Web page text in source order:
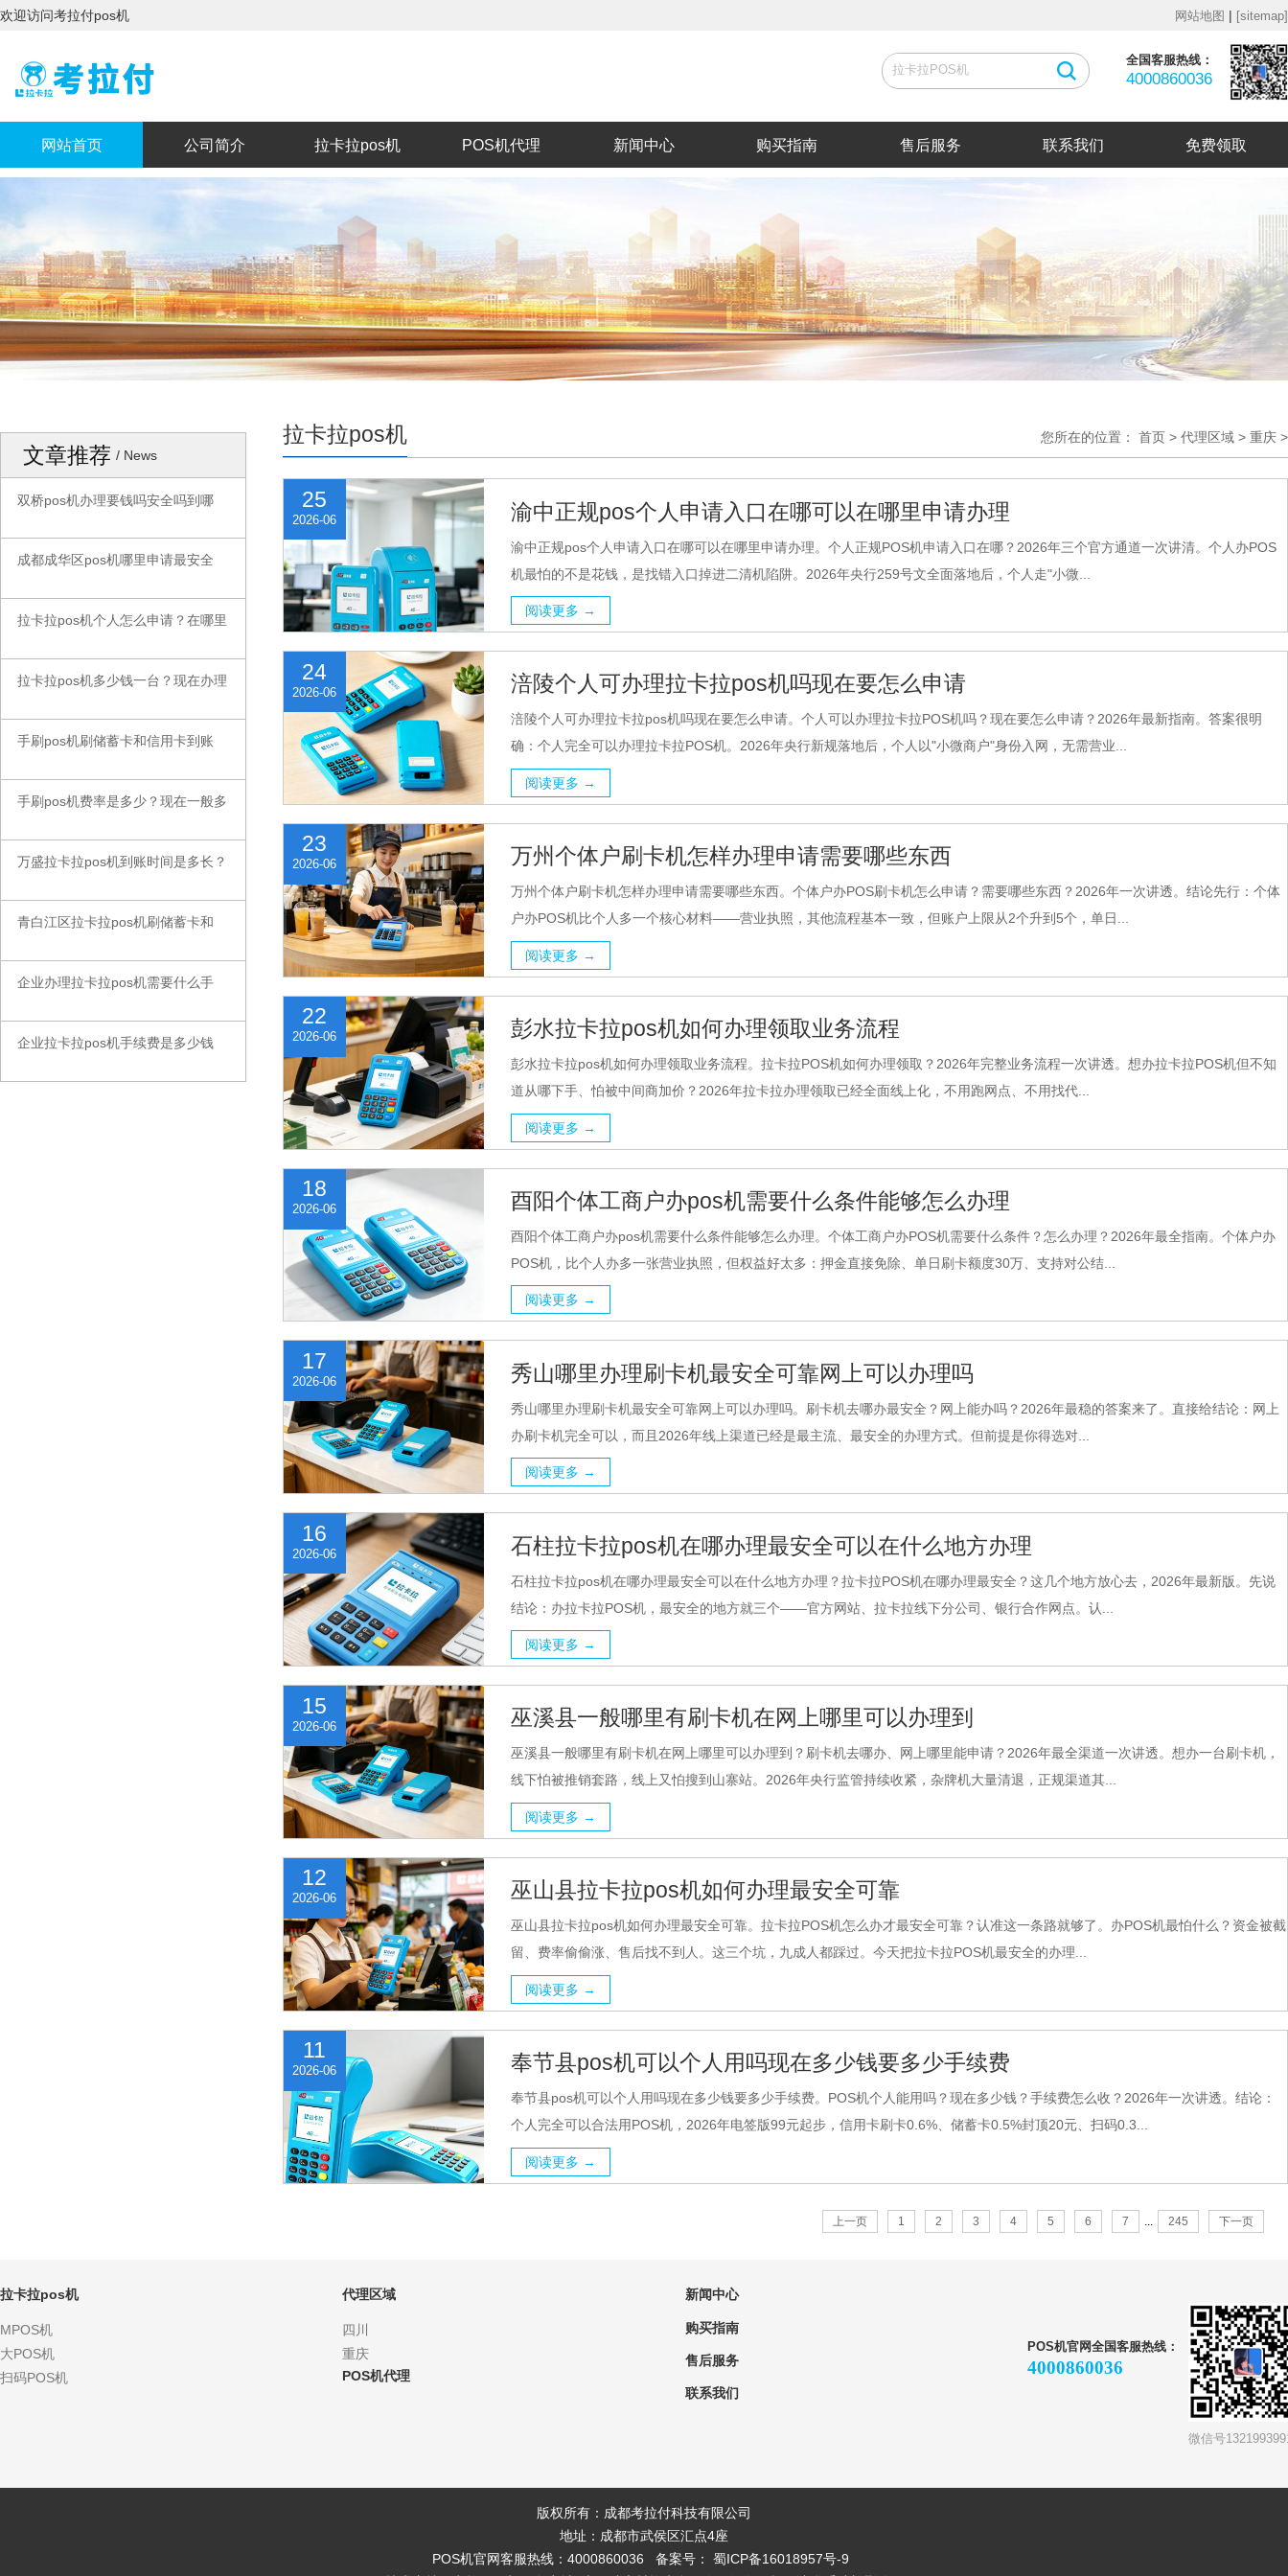
网站地图 | [sitemap]
欢迎访问考拉付pos机
全国客服热线：
4000860036
网站首页 公司简介 拉卡拉pos机 POS机代理 新闻中心 购买指南 售后服务 联系我们 免费领取
文章推荐 / News
双桥pos机办理要钱吗安全吗到哪
成都成华区pos机哪里申请最安全
拉卡拉pos机个人怎么申请？在哪里
拉卡拉pos机多少钱一台？现在办理
手刷pos机刷储蓄卡和信用卡到账
手刷pos机费率是多少？现在一般多
万盛拉卡拉pos机到账时间是多长？
青白江区拉卡拉pos机刷储蓄卡和
企业办理拉卡拉pos机需要什么手
企业拉卡拉pos机手续费是多少钱
您所在的位置： 首页 > 代理区域 > 重庆 >
拉卡拉pos机
25
2026-06 渝中正规pos个人申请入口在哪可以在哪里申请办理
渝中正规pos个人申请入口在哪可以在哪里申请办理。个人正规POS机申请入口在哪？2026年三个官方通道一次讲清。个人办POS
机最怕的不是花钱，是找错入口掉进二清机陷阱。2026年央行259号文全面落地后，个人走"小微...
阅读更多 →
24
2026-06 涪陵个人可办理拉卡拉pos机吗现在要怎么申请
涪陵个人可办理拉卡拉pos机吗现在要怎么申请。个人可以办理拉卡拉POS机吗？现在要怎么申请？2026年最新指南。答案很明
确：个人完全可以办理拉卡拉POS机。2026年央行新规落地后，个人以"小微商户"身份入网，无需营业...
阅读更多 →
23
2026-06 万州个体户刷卡机怎样办理申请需要哪些东西
万州个体户刷卡机怎样办理申请需要哪些东西。个体户办POS刷卡机怎么申请？需要哪些东西？2026年一次讲透。结论先行：个体
户办POS机比个人多一个核心材料——营业执照，其他流程基本一致，但账户上限从2个升到5个，单日...
阅读更多 →
22
2026-06 彭水拉卡拉pos机如何办理领取业务流程
彭水拉卡拉pos机如何办理领取业务流程。拉卡拉POS机如何办理领取？2026年完整业务流程一次讲透。想办拉卡拉POS机但不知
道从哪下手、怕被中间商加价？2026年拉卡拉办理领取已经全面线上化，不用跑网点、不用找代...
阅读更多 →
18
2026-06 酉阳个体工商户办pos机需要什么条件能够怎么办理
酉阳个体工商户办pos机需要什么条件能够怎么办理。个体工商户办POS机需要什么条件？怎么办理？2026年最全指南。个体户办
POS机，比个人办多一张营业执照，但权益好太多：押金直接免除、单日刷卡额度30万、支持对公结...
阅读更多 →
17
2026-06 秀山哪里办理刷卡机最安全可靠网上可以办理吗
秀山哪里办理刷卡机最安全可靠网上可以办理吗。刷卡机去哪办最安全？网上能办吗？2026年最稳的答案来了。直接给结论：网上
办刷卡机完全可以，而且2026年线上渠道已经是最主流、最安全的办理方式。但前提是你得选对...
阅读更多 →
16
2026-06 石柱拉卡拉pos机在哪办理最安全可以在什么地方办理
石柱拉卡拉pos机在哪办理最安全可以在什么地方办理？拉卡拉POS机在哪办理最安全？这几个地方放心去，2026年最新版。先说
结论：办拉卡拉POS机，最安全的地方就三个——官方网站、拉卡拉线下分公司、银行合作网点。认...
阅读更多 →
15
2026-06 巫溪县一般哪里有刷卡机在网上哪里可以办理到
巫溪县一般哪里有刷卡机在网上哪里可以办理到？刷卡机去哪办、网上哪里能申请？2026年最全渠道一次讲透。想办一台刷卡机，
线下怕被推销套路，线上又怕搜到山寨站。2026年央行监管持续收紧，杂牌机大量清退，正规渠道其...
阅读更多 →
12
2026-06 巫山县拉卡拉pos机如何办理最安全可靠
巫山县拉卡拉pos机如何办理最安全可靠。拉卡拉POS机怎么办才最安全可靠？认准这一条路就够了。办POS机最怕什么？资金被截
留、费率偷偷涨、售后找不到人。这三个坑，九成人都踩过。今天把拉卡拉POS机最安全的办理...
阅读更多 →
11
2026-06 奉节县pos机可以个人用吗现在多少钱要多少手续费
奉节县pos机可以个人用吗现在多少钱要多少手续费。POS机个人能用吗？现在多少钱？手续费怎么收？2026年一次讲透。结论：
个人完全可以合法用POS机，2026年电签版99元起步，信用卡刷卡0.6%、储蓄卡0.5%封顶20元、扫码0.3...
阅读更多 →
上一页 1 2 3 4 5 6 7 245 下一页
微信号
POS机官网全国客服热线：
4000860036
拉卡拉pos机
MPOS机
大POS机
扫码POS机
代理区域
四川
重庆
POS机代理
新闻中心
购买指南
售后服务
联系我们
版权所有：成都考拉付科技有限公司
地址：成都市武侯区汇点4座
POS机官网客服热线：4000860036 备案号： 蜀ICP备16018957号-9